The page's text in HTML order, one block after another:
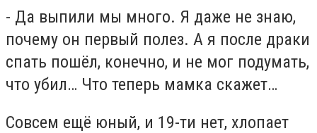
- Да выпили мы много. Я даже не знаю,
почему он первый полез. А я после драки
спать пошёл, конечно, и не мог подумать,
что убил… Что теперь мамка скажет…
Совсем ещё юный, и 19-ти нет, хлопает